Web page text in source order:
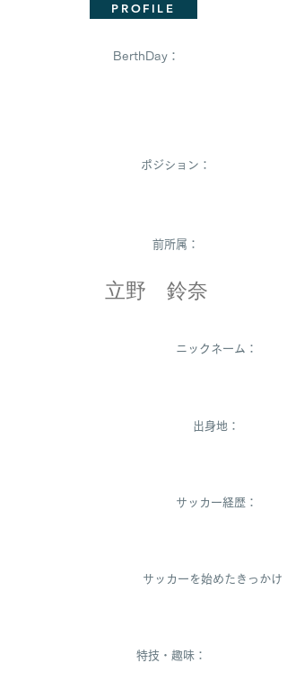
PROFILE
BerthDay：
ポジション：
前所属：
立野 鈴奈
ニックネーム：
出身地：
サッカー経歴：
サッカーを始めたきっかけ
特技・趣味：